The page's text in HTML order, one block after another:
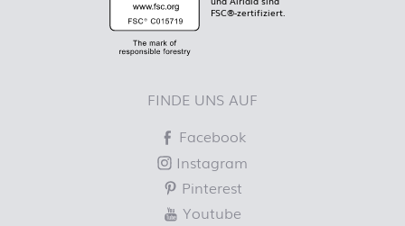
FSC®-zertifiziert.
FINDE UNS AUF
Facebook
Instagram
Pinterest
Youtube